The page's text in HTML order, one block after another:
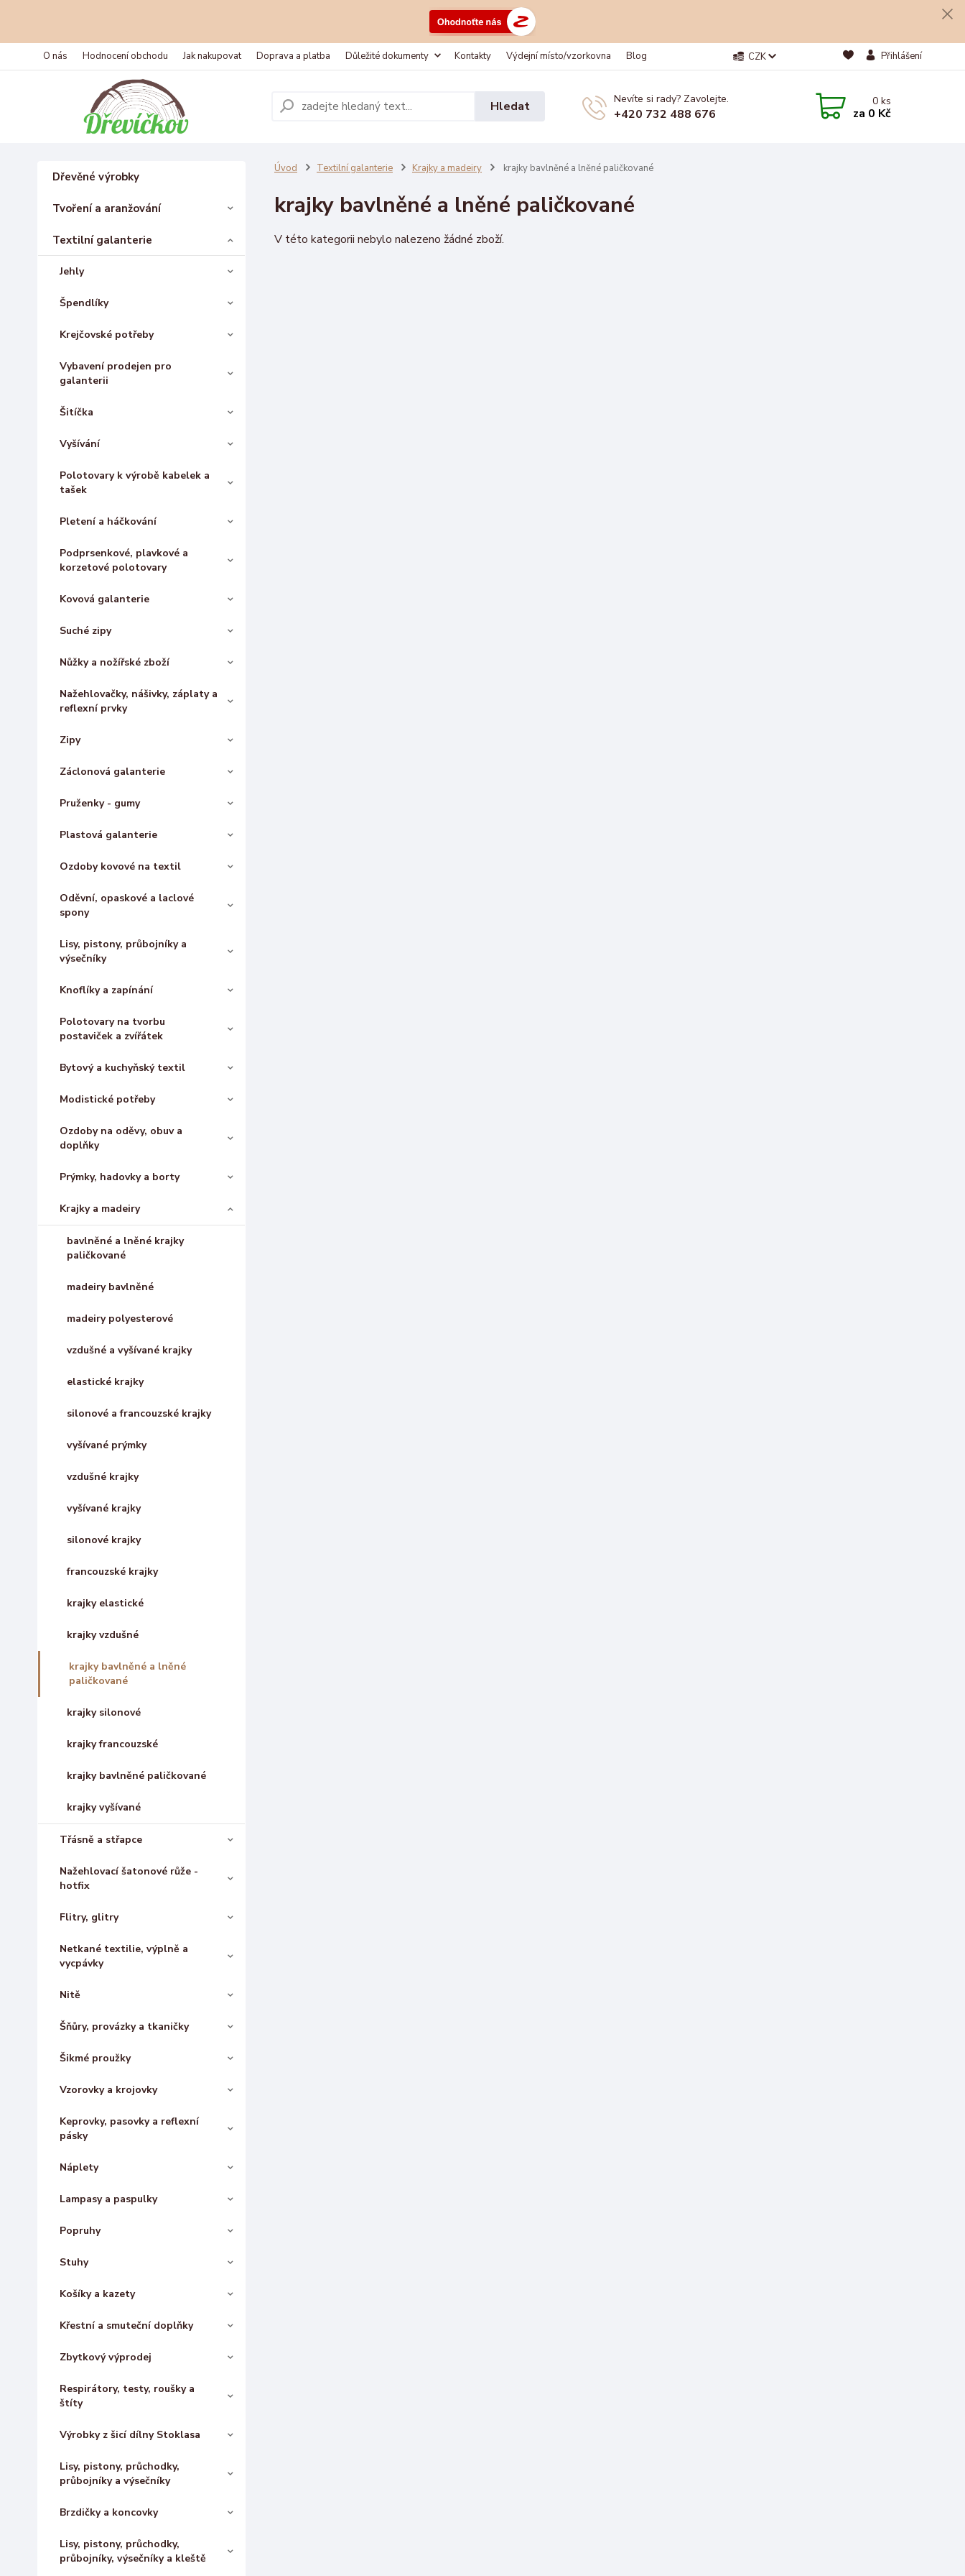
O nás Hodnocení obchodu Jak nakupovat Doprava a platba Důležité dokumenty Kontakty Výdejní místo/vzorkovna Blog CZK Přihlášení
Hledat Nevíte si rady? Zavolejte.
+420 732 488 676
0ks
za 0 Kč
Dřevěné výrobky
Tvoření a aranžování
Textilní galanterie
Jehly
Špendlíky
Krejčovské potřeby
Vybavení prodejen pro
galanterii
Šitíčka
Vyšívání
Polotovary k výrobě kabelek a
tašek
Pletení a háčkování
Podprsenkové, plavkové a
korzetové polotovary
Kovová galanterie
Suché zipy
Nůžky a nožířské zboží
Nažehlovačky, nášivky, záplaty a
reflexní prvky
Zipy
Záclonová galanterie
Pruženky - gumy
Plastová galanterie
Ozdoby kovové na textil
Oděvní, opaskové a laclové
spony
Lisy, pistony, průbojníky a
výsečníky
Knoflíky a zapínání
Polotovary na tvorbu
postaviček a zvířátek
Bytový a kuchyňský textil
Modistické potřeby
Ozdoby na oděvy, obuv a
doplňky
Prýmky, hadovky a borty
Krajky a madeiry
bavlněné a lněné krajky
paličkované
madeiry bavlněné
madeiry polyesterové
vzdušné a vyšívané krajky
elastické krajky
silonové a francouzské krajky
vyšívané prýmky
vzdušné krajky
vyšívané krajky
silonové krajky
francouzské krajky
krajky elastické
krajky vzdušné
krajky bavlněné a lněné
paličkované
krajky silonové
krajky francouzské
krajky bavlněné paličkované
krajky vyšívané
Třásně a střapce
Nažehlovací šatonové růže -
hotfix
Flitry, glitry
Netkané textilie, výplně a
vycpávky
Nitě
Šňůry, provázky a tkaničky
Šikmé proužky
Vzorovky a krojovky
Keprovky, pasovky a reflexní
pásky
Náplety
Lampasy a paspulky
Popruhy
Stuhy
Košíky a kazety
Křestní a smuteční doplňky
Zbytkový výprodej
Respirátory, testy, roušky a
štíty
Výrobky z šicí dílny Stoklasa
Lisy, pistony, průchodky,
průbojníky a výsečníky
Brzdičky a koncovky
Lisy, pistony, průchodky,
průbojníky, výsečníky a kleště
Úvod Textilní galanterie Krajky a madeiry krajky bavlněné a lněné paličkované
krajky bavlněné a lněné paličkované
V této kategorii nebylo nalezeno žádné zboží.